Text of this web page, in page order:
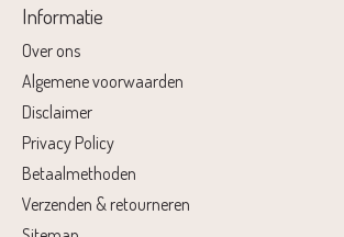
Informatie
Over ons
Algemene voorwaarden
Disclaimer
Privacy Policy
Betaalmethoden
Verzenden & retourneren